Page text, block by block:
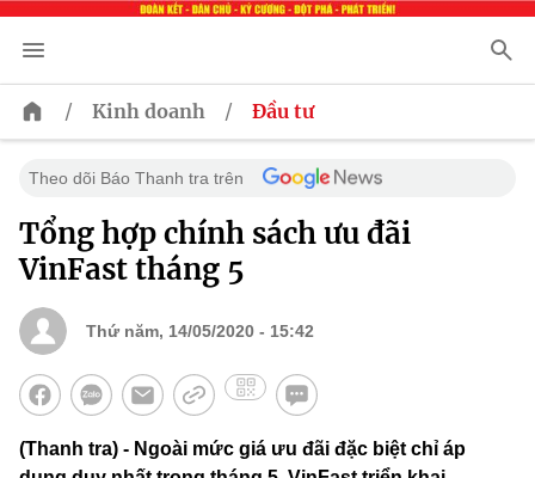
/ Kinh doanh / Đầu tư
Theo dõi Báo Thanh tra trên
Tổng hợp chính sách ưu đãi
VinFast tháng 5
Thứ năm, 14/05/2020 - 15:42
(Thanh tra) - Ngoài mức giá ưu đãi đặc biệt chỉ áp